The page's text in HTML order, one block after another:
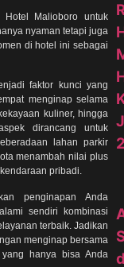
Hotel Malioboro untuk
nyaman tetapi juga
di hotel ini sebagai
faktor kunci yang
menginap selama
kuliner, hingga
dirancang untuk
lahan parkir
menambah nilai plus
pribadi.
penginapan Anda
sendiri kombinasi
terbaik. Jadikan
menginap bersama
hanya bisa Anda